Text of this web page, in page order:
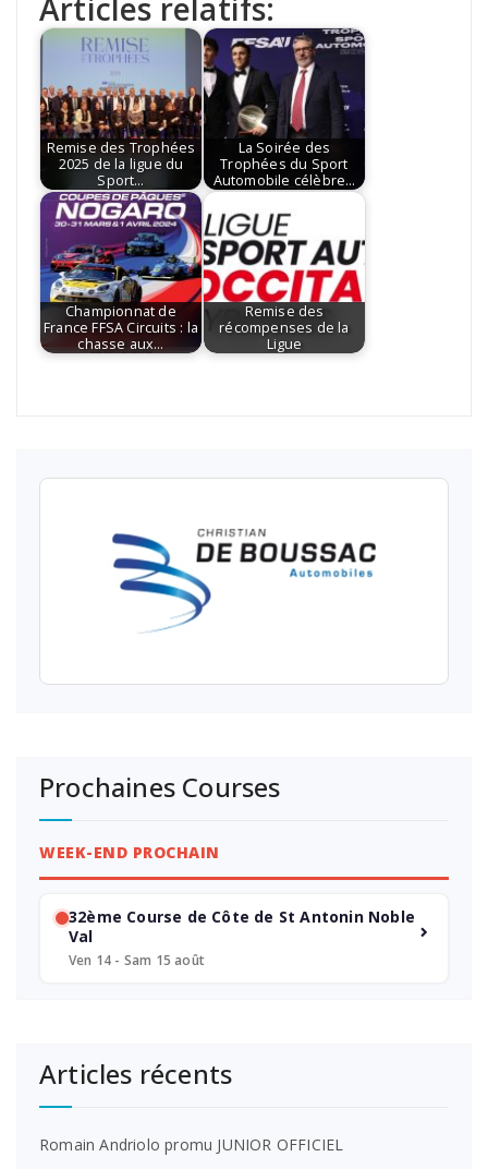
Articles relatifs:
Remise des Trophées
2025 de la ligue du
Sport…
La Soirée des
Trophées du Sport
Automobile célèbre…
Championnat de
France FFSA Circuits : la
chasse aux…
Remise des
récompenses de la
Ligue
Prochaines Courses
WEEK-END PROCHAIN
32ème Course de Côte de St Antonin Noble
Val
Ven 14 - Sam 15 août
Articles récents
Romain Andriolo promu JUNIOR OFFICIEL